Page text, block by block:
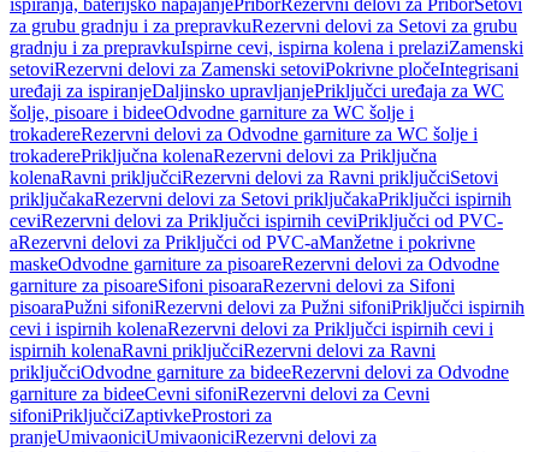
ispiranja, baterijsko napajanjePriborRezervni delovi za PriborSetovi
za grubu gradnju i za prepravkuRezervni delovi za Setovi za grubu
gradnju i za prepravkuIspirne cevi, ispirna kolena i prelaziZamenski
setoviRezervni delovi za Zamenski setoviPokrivne pločeIntegrisani
uređaji za ispiranjeDaljinsko upravljanjePriključci uređaja za WC
šolje, pisoare i bideeOdvodne garniture za WC šolje i
trokadereRezervni delovi za Odvodne garniture za WC šolje i
trokaderePriključna kolenaRezervni delovi za Priključna
kolenaRavni priključciRezervni delovi za Ravni priključciSetovi
priključakaRezervni delovi za Setovi priključakaPriključci ispirnih
ceviRezervni delovi za Priključci ispirnih ceviPriključci od PVC-
aRezervni delovi za Priključci od PVC-aManžetne i pokrivne
maskeOdvodne garniture za pisoareRezervni delovi za Odvodne
garniture za pisoareSifoni pisoaraRezervni delovi za Sifoni
pisoaraPužni sifoniRezervni delovi za Pužni sifoniPriključci ispirnih
cevi i ispirnih kolenaRezervni delovi za Priključci ispirnih cevi i
ispirnih kolenaRavni priključciRezervni delovi za Ravni
priključciOdvodne garniture za bideeRezervni delovi za Odvodne
garniture za bideeCevni sifoniRezervni delovi za Cevni
sifoniPriključciZaptivkeProstori za
pranjeUmivaoniciUmivaoniciRezervni delovi za